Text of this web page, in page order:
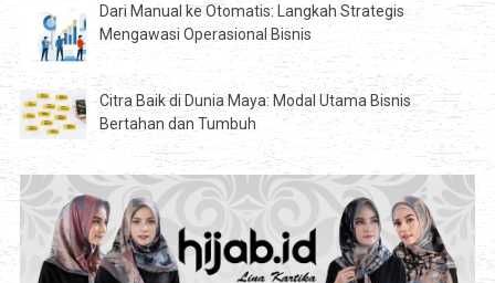
Dari Manual ke Otomatis: Langkah Strategis
Mengawasi Operasional Bisnis
Citra Baik di Dunia Maya: Modal Utama Bisnis
Bertahan dan Tumbuh